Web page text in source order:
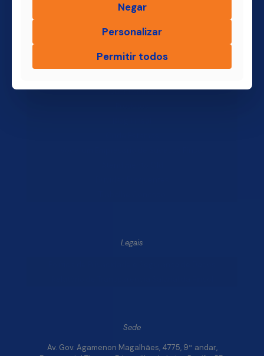
Finsol
Quem Somos
Legais
Sede
Av. Gov. Agamenon Magalhães, 4775, 9º andar,
Negar
Personalizar
Permitir todos